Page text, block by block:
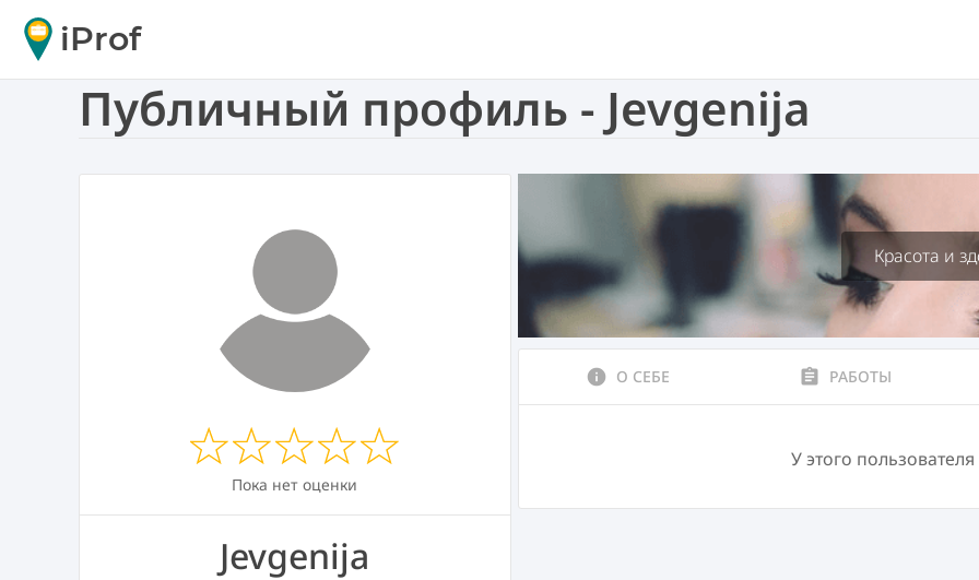
iProf
Публичный профиль - Jevgenija
Пока нет оценки
Jevgenija
Красота и
info О СЕБЕ assignment РАБОТЫ
У этого